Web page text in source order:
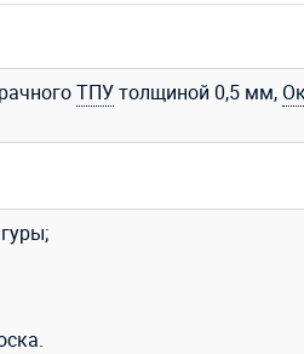
ТПУтолщиной 0,5 мм,